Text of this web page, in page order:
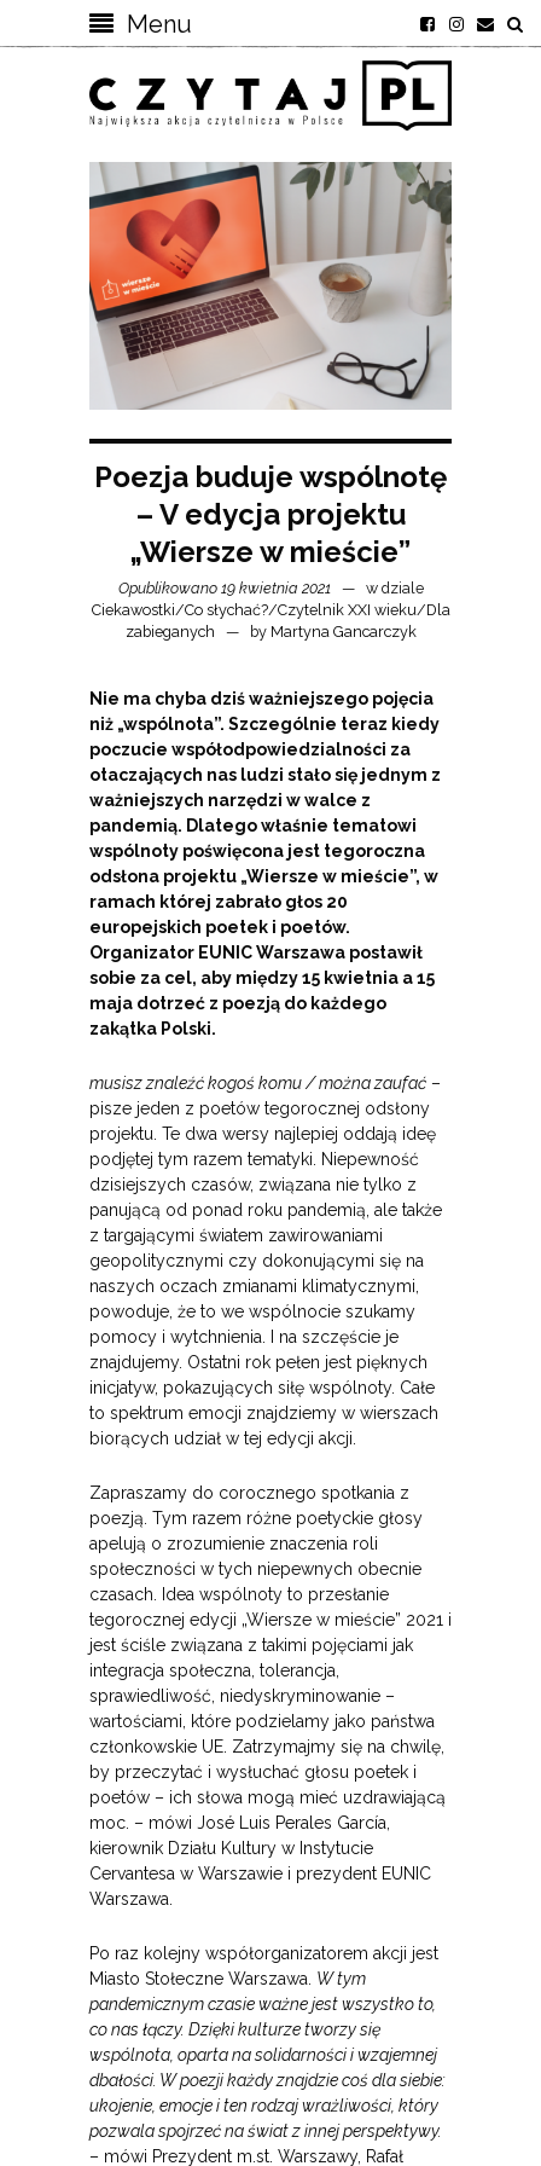
Menu
Poezja buduje wspólnotę
– V edycja projektu
„Wiersze w mieście”
Opublikowano 19 kwietnia 2021
w dziale
Ciekawostki/Co słychać?/Czytelnik XXI wieku/Dla
zabieganych
by Martyna Gancarczyk
Nie ma chyba dziś ważniejszego pojęcia
niż „wspólnota”. Szczególnie teraz kiedy
poczucie współodpowiedzialności za
otaczających nas ludzi stało się jednym z
ważniejszych narzędzi w walce z
pandemią. Dlatego właśnie tematowi
wspólnoty poświęcona jest tegoroczna
odsłona projektu „Wiersze w mieście”, w
ramach której zabrało głos 20
europejskich poetek i poetów.
Organizator EUNIC Warszawa postawił
sobie za cel, aby między 15 kwietnia a 15
maja dotrzeć z poezją do każdego
zakątka Polski.
musisz znaleźć kogoś komu / można zaufać –
pisze jeden z poetów tegorocznej odsłony
projektu. Te dwa wersy najlepiej oddają ideę
podjętej tym razem tematyki. Niepewność
dzisiejszych czasów, związana nie tylko z
panującą od ponad roku pandemią, ale także
z targającymi światem zawirowaniami
geopolitycznymi czy dokonującymi się na
naszych oczach zmianami klimatycznymi,
powoduje, że to we wspólnocie szukamy
pomocy i wytchnienia. I na szczęście je
znajdujemy. Ostatni rok pełen jest pięknych
inicjatyw, pokazujących siłę wspólnoty. Całe
to spektrum emocji znajdziemy w wierszach
biorących udział w tej edycji akcji.
Zapraszamy do corocznego spotkania z
poezją. Tym razem różne poetyckie głosy
apelują o zrozumienie znaczenia roli
społeczności w tych niepewnych obecnie
czasach. Idea wspólnoty to przesłanie
tegorocznej edycji „Wiersze w mieście” 2021 i
jest ściśle związana z takimi pojęciami jak
integracja społeczna, tolerancja,
sprawiedliwość, niedyskryminowanie –
wartościami, które podzielamy jako państwa
członkowskie UE. Zatrzymajmy się na chwilę,
by przeczytać i wysłuchać głosu poetek i
poetów – ich słowa mogą mieć uzdrawiającą
moc. – mówi José Luis Perales García,
kierownik Działu Kultury w Instytucie
Cervantesa w Warszawie i prezydent EUNIC
Warszawa.
Po raz kolejny współorganizatorem akcji jest
Miasto Stołeczne Warszawa. W tym
pandemicznym czasie ważne jest wszystko to,
co nas łączy. Dzięki kulturze tworzy się
wspólnota, oparta na solidarności i wzajemnej
dbałości. W poezji każdy znajdzie coś dla siebie:
ukojenie, emocje i ten rodzaj wrażliwości, który
pozwala spojrzeć na świat z innej perspektywy.
– mówi Prezydent m.st. Warszawy, Rafał